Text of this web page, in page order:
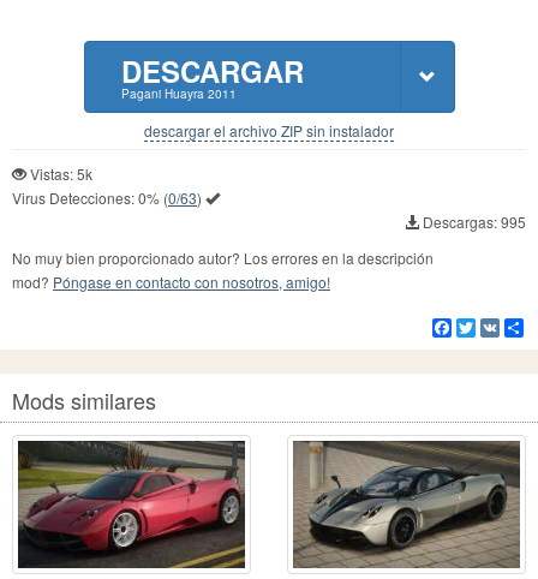
DESCARGAR
Pagani Huayra 2011
descargar el archivo ZIP sin instalador
Vistas: 5k
Virus Detecciones:0% (0/63)
Descargas: 995
No muy bien proporcionado autor? Los errores en la descripción
mod? Póngase en contacto con nosotros, amigo!
Facebook
Twitter
VK
Mods similares